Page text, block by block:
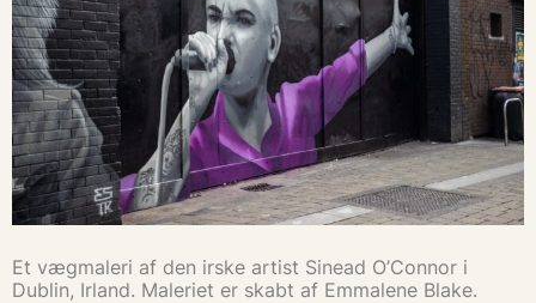
Et vægmaleri af den irske artist Sinead O’Connor i
Dublin, Irland. Maleriet er skabt af Emmalene Blake.